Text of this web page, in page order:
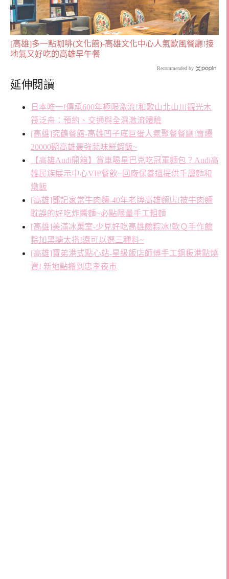
[高雄]多一點咖啡(文化館)-高雄文化中心人氣歐風餐廳!接
地氣又好吃的高雄早午餐
Recommended by
延伸閱讀
日本唯一!傳承600年極限激流!和歌山北山川觀光木
筏泛舟：預約、交通與全濕激流體驗
[高雄]究鶴餐館-高雄凹子底巨蛋人氣聚餐餐廳!賣爆
20000碗高雄最強蒜味鮮蝦飯~
【高雄Audi開箱】賞車喝星巴克吃冠軍麵包？Audi高
雄民族展示中心VIP餐飲~回廠保養還提供千層麵和
燉飯
[高雄]鄧記家常牛肉麵-40年老牌高雄麵店!被牛肉麵
耽誤的好吃炸醬麵~必點限量手工粗麵
[高雄]美滿冰菓室-少見好吃高雄鹼粽冰!軟Ｑ手作鹼
粽加黑糖太搭!還可以選三種料~
[高雄]寶弟港式點心站-星級飯店師傅手工銅板港點燒
賣! 新地點搬到忠孝夜市